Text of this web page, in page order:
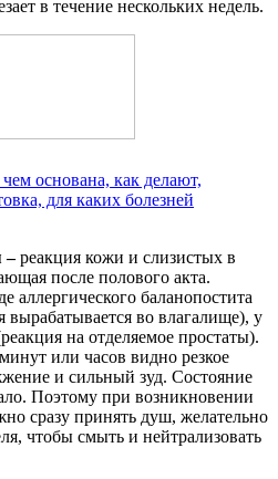
в течение нескольких недель.
основана, как делают,
для каких болезней
–реакция кожи и слизистых в
после полового акта.
аллергического баланопостита
вырабатывается во влагалище), у
на отделяемое простаты).
или часов видно резкое
и сильный зуд. Состояние
Поэтому при возникновении
сразу принять душ, желательно
чтобы смыть и нейтрализовать